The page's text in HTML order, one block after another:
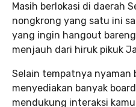
Masih berlokasi di daerah
nongkrong yang satu ini
yang ingin hangout
menjauh dari hiruk pikuk
Selain tempatnya nyaman
menyediakan banyak
mendukung interaksi